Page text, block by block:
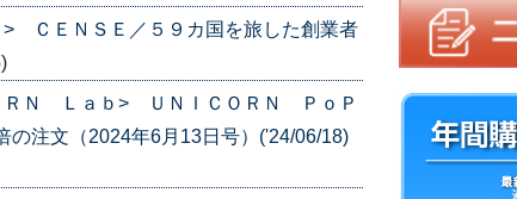
ＣＥＮＳＥ／５９カ国を旅した創業者
ＲＮ Ｌａｂ> ＵＮＩＣＯＲＮ ＰｏＰ
の注文（2024年6月13日号）('24/06/18)